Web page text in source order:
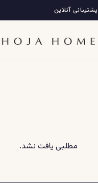
رفتن
به
محتوا
آنلاین
مطلبی یافت نشد.